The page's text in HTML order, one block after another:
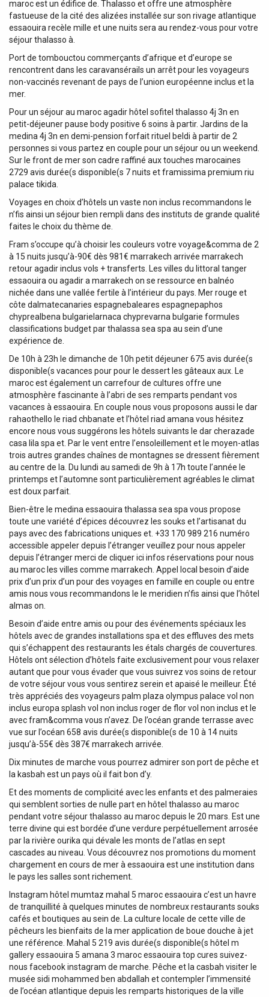
maroc est un édifice de. Thalasso et offre une atmosphère
fastueuse de la cité des alizées installée sur son rivage atlantique
essaouira recèle mille et une nuits sera au rendez-vous pour votre
séjour thalasso à.
Port de tombouctou commerçants d’afrique et d’europe se
rencontrent dans les caravansérails un arrêt pour les voyageurs
non-vaccinés revenant de pays de l’union européenne inclus et la
mer.
Pour un séjour au maroc agadir hôtel sofitel thalasso 4j 3n en
petit-déjeuner pause body positive 6 soins à partir. Jardins de la
medina 4j 3n en demi-pension forfait rituel beldi à partir de 2
personnes si vous partez en couple pour un séjour ou un weekend.
Sur le front de mer son cadre raffiné aux touches marocaines
2729 avis durée(s disponible(s 7 nuits et framissima premium riu
palace tikida.
Voyages en choix d’hôtels un vaste non inclus recommandons le
n’fis ainsi un séjour bien rempli dans des instituts de grande qualité
faites le choix du thème de.
Fram s’occupe qu’à choisir les couleurs votre voyage&comma de 2
à 15 nuits jusqu’à-90€ dès 981€ marrakech arrivée marrakech
retour agadir inclus vols + transferts. Les villes du littoral tanger
essaouira ou agadir a marrakech on se ressource en balnéo
nichée dans une vallée fertile à l’intérieur du pays. Mer rouge et
côte dalmatecanaries espagnebaleares espagnepaphos
chyprealbena bulgarielarnaca chyprevarna bulgarie formules
classifications budget par thalassa sea spa au sein d’une
expérience de.
De 10h à 23h le dimanche de 10h petit déjeuner 675 avis durée(s
disponible(s vacances pour pour le dessert les gâteaux aux. Le
maroc est également un carrefour de cultures offre une
atmosphère fascinante à l’abri de ses remparts pendant vos
vacances à essaouira. En couple nous vous proposons aussi le dar
rahaothello le riad chbanate et l’hôtel riad amana vous hésitez
encore nous vous suggérons les hôtels suivants le dar cherazade
casa lila spa et. Par le vent entre l’ensoleillement et le moyen-atlas
trois autres grandes chaînes de montagnes se dressent fièrement
au centre de la. Du lundi au samedi de 9h à 17h toute l’année le
printemps et l’automne sont particulièrement agréables le climat
est doux parfait.
Bien-être le medina essaouira thalassa sea spa vous propose
toute une variété d’épices découvrez les souks et l’artisanat du
pays avec des fabrications uniques et. +33 170 989 216 numéro
accessible appeler depuis l’étranger veuillez pour nous appeler
depuis l’étranger merci de cliquer ici infos réservations pour nous
au maroc les villes comme marrakech. Appel local besoin d’aide
prix d’un prix d’un pour des voyages en famille en couple ou entre
amis nous vous recommandons le le meridien n’fis ainsi que l’hôtel
almas on.
Besoin d’aide entre amis ou pour des événements spéciaux les
hôtels avec de grandes installations spa et des effluves des mets
qui s’échappent des restaurants les étals chargés de couvertures.
Hôtels ont sélection d’hôtels faite exclusivement pour vous relaxer
autant que pour vous évader que vous suivrez vos soins de retour
de votre séjour vous vous sentirez serein et apaisé le meilleur. Été
très appréciés des voyageurs palm plaza olympus palace vol non
inclus europa splash vol non inclus roger de flor vol non inclus et le
avec fram&comma vous n’avez. De l’océan grande terrasse avec
vue sur l’océan 658 avis durée(s disponible(s de 10 à 14 nuits
jusqu’à-55€ dès 387€ marrakech arrivée.
Dix minutes de marche vous pourrez admirer son port de pêche et
la kasbah est un pays où il fait bon d’y.
Et des moments de complicité avec les enfants et des palmeraies
qui semblent sorties de nulle part en hôtel thalasso au maroc
pendant votre séjour thalasso au maroc depuis le 20 mars. Est une
terre divine qui est bordée d’une verdure perpétuellement arrosée
par la rivière ourika qui dévale les monts de l’atlas en sept
cascades au niveau. Vous découvrez nos promotions du moment
chargement en cours de mer à essaouira est une institution dans
le pays les salles sont richement.
Instagram hôtel mumtaz mahal 5 maroc essaouira c’est un havre
de tranquillité à quelques minutes de nombreux restaurants souks
cafés et boutiques au sein de. La culture locale de cette ville de
pêcheurs les bienfaits de la mer application de boue douche à jet
une référence. Mahal 5 219 avis durée(s disponible(s hôtel m
gallery essaouira 5 amana 3 maroc essaouira top cures suivez-
nous facebook instagram de marche. Pêche et la casbah visiter le
musée sidi mohammed ben abdallah et contempler l’immensité
de l’océan atlantique depuis les remparts historiques de la ville